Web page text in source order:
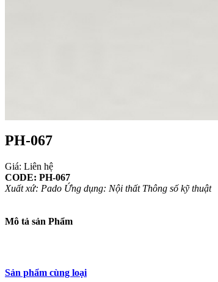
PH-067
Giá: Liên hệ
CODE: PH-067
Xuất xứ: Pado Ứng dụng: Nội thất Thông số kỹ thuật
Mô tả sản Phẩm
Sản phẩm cùng loại